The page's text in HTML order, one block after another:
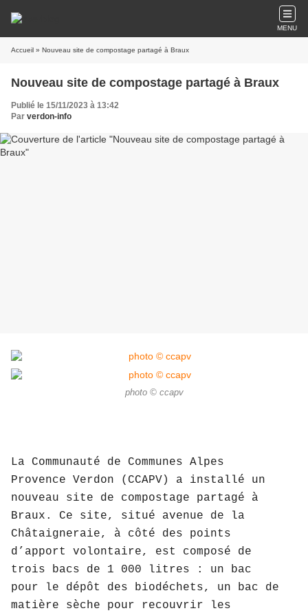
MENU
Accueil » Nouveau site de compostage partagé à Braux
Nouveau site de compostage partagé à Braux
Publié le 15/11/2023 à 13:42
Par verdon-info
photo © ccapv
La Communauté de Communes Alpes
Provence Verdon (CCAPV) a installé un
nouveau site de compostage partagé à
Braux. Ce site, situé avenue de la
Châtaigneraie, à côté des points
d’apport volontaire, est composé de
trois bacs de 1 000 litres : un bac
pour le dépôt des biodéchets, un bac de
matière sèche pour recouvrir les